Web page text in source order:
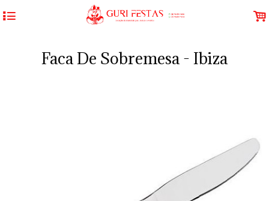
4 .
Faca De Sobremesa - Ibiza